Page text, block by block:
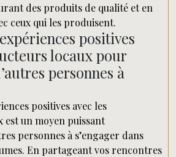
des produits de qualité et en
ceux qui les produisent.
positives
locaux pour
personnes à
positives avec les
un moyen puissant
personnes à s’engager dans
En partageant vos rencontres